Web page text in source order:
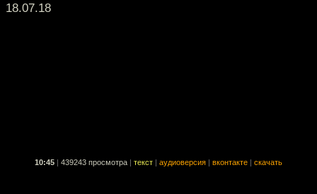
18.07.18
10:45 439243 просмотра текст аудиоверсия вконтакте скачать